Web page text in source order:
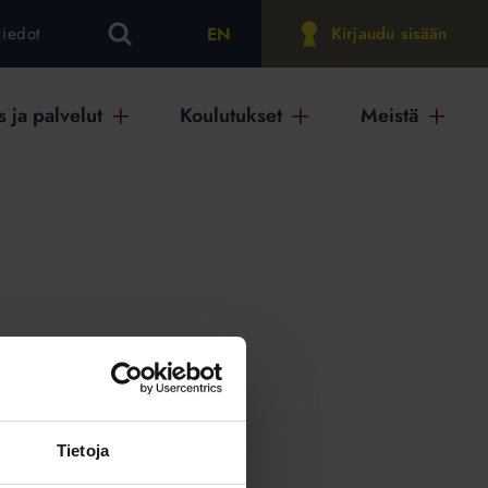
Tietoja
EN Kirjaudu sisään
ja palvelut Koulutukset Meistä